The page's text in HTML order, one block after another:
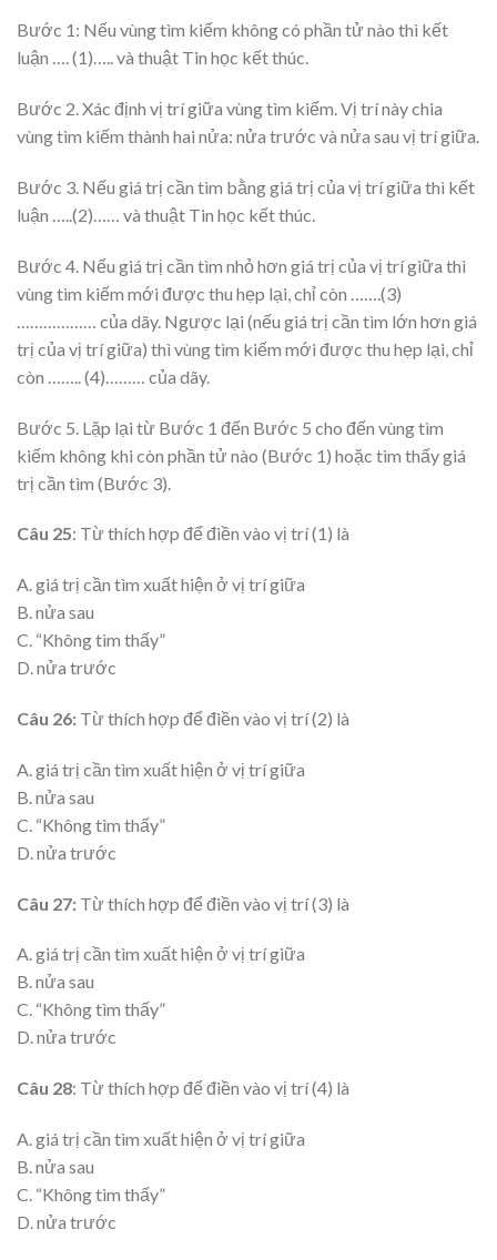
Bước 1: Nếu vùng tìm kiếm không có phần tử nào thì kết
luận …. (1)….. và thuật Tin học kết thúc.
Bước 2. Xác định vị trí giữa vùng tìm kiếm. Vị trí này chia
vùng tìm kiếm thành hai nửa: nửa trước và nửa sau vị trí giữa.
Bước 3. Nếu giá trị cần tìm bằng giá trị của vị trí giữa thì kết
luận …..(2)…… và thuật Tin học kết thúc.
Bước 4. Nếu giá trị cần tìm nhỏ hơn giá trị của vị trí giữa thì
vùng tìm kiếm mới được thu hẹp lại, chỉ còn …….(3)
……………… của dãy. Ngược lại (nếu giá trị cần tìm lớn hơn giá
trị của vị trí giữa) thì vùng tìm kiếm mới được thu hẹp lại, chỉ
còn …….. (4)……… của dãy.
Bước 5. Lặp lại từ Bước 1 đến Bước 5 cho đến vùng tìm
kiếm không khi còn phần tử nào (Bước 1) hoặc tìm thấy giá
trị cần tìm (Bước 3).
Câu 25: Từ thích hợp để điền vào vị trí (1) là
A. giá trị cần tìm xuất hiện ở vị trí giữa
B. nửa sau
C. “Không tìm thấy”
D. nửa trước
Câu 26: Từ thích hợp để điền vào vị trí (2) là
A. giá trị cần tìm xuất hiện ở vị trí giữa
B. nửa sau
C. “Không tìm thấy”
D. nửa trước
Câu 27: Từ thích hợp để điền vào vị trí (3) là
A. giá trị cần tìm xuất hiện ở vị trí giữa
B. nửa sau
C. “Không tìm thấy”
D. nửa trước
Câu 28: Từ thích hợp để điền vào vị trí (4) là
A. giá trị cần tìm xuất hiện ở vị trí giữa
B. nửa sau
C. “Không tìm thấy”
D. nửa trước